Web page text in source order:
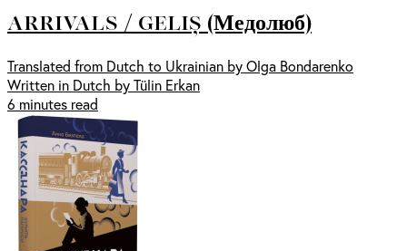
ARRIVALS / GELIȘ (Медолюб)
Translated from Dutch to Ukrainian by Olga Bondarenko
Written in Dutch by Tülin Erkan
6 minutes read